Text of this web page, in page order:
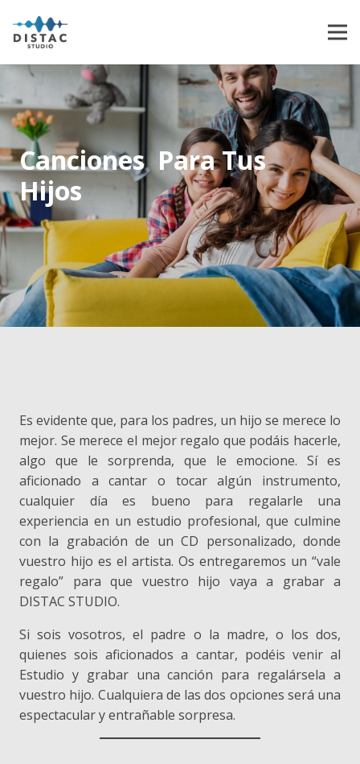
Canciones Para Tus
Hijos
Es evidente que, para los padres, un hijo se merece lo
mejor. Se merece el mejor regalo que podáis hacerle,
algo que le sorprenda, que le emocione. Sí es
aficionado a cantar o tocar algún instrumento,
cualquier día es bueno para regalarle una
experiencia en un estudio profesional, que culmine
con la grabación de un CD personalizado, donde
vuestro hijo es el artista. Os entregaremos un “vale
regalo” para que vuestro hijo vaya a grabar a
DISTAC STUDIO.
Si sois vosotros, el padre o la madre, o los dos,
quienes sois aficionados a cantar, podéis venir al
Estudio y grabar una canción para regalársela a
vuestro hijo. Cualquiera de las dos opciones será una
espectacular y entrañable sorpresa.